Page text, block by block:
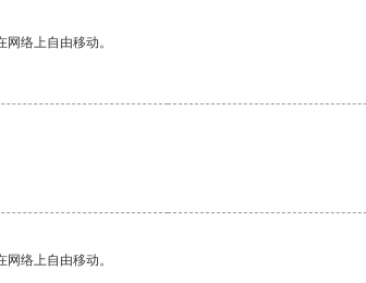
络上自由移动。
络上自由移动。